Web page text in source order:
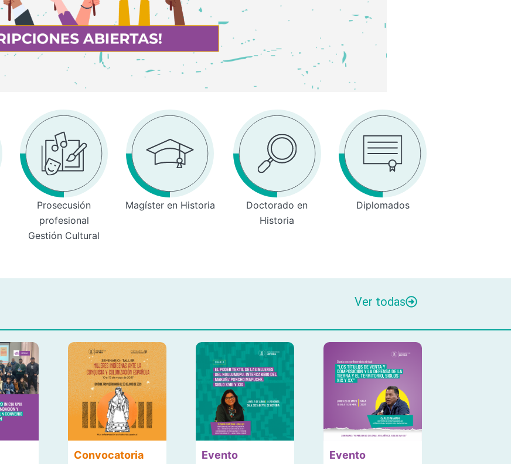
Prosecusión
profesional
Gestión Cultural
Magíster en Historia
Doctorado en
Historia
Diplomados
Ver todas
Convocatoria Evento Evento